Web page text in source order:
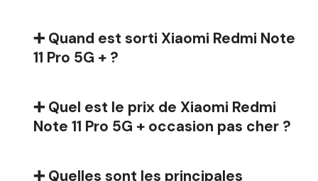
➕ Quand est sorti Xiaomi Redmi Note
11 Pro 5G + ?
➕ Quel est le prix de Xiaomi Redmi
Note 11 Pro 5G + occasion pas cher ?
➕ Quelles sont les principales